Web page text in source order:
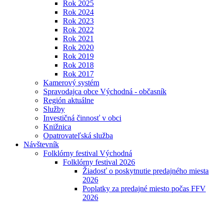
Rok 2025
Rok 2024
Rok 2023
Rok 2022
Rok 2021
Rok 2020
Rok 2019
Rok 2018
Rok 2017
Kamerový systém
Spravodajca obce Východná - občasník
Región aktuálne
Služby
Investičná činnosť v obci
Knižnica
Opatrovateľská služba
Návštevník
Folklórny festival Východná
Folklórny festival 2026
Žiadosť o poskytnutie predajného miesta
2026
Poplatky za predajné miesto počas FFV
2026